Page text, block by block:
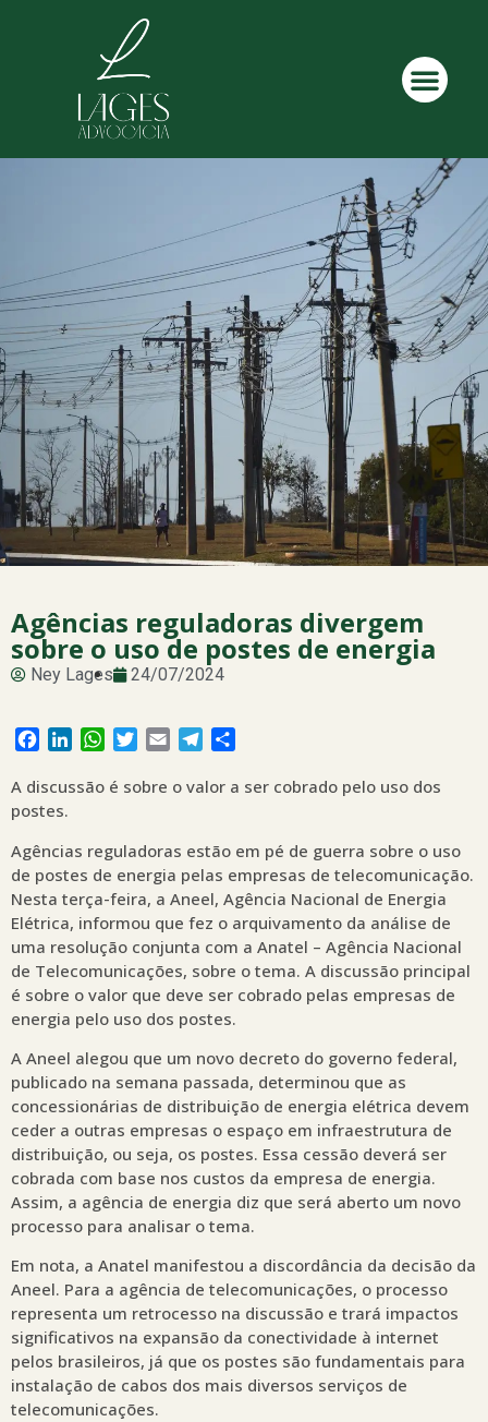
Agências reguladoras divergem
sobre o uso de postes de energia
Ney Lages 24/07/2024
Facebook
LinkedInWhatsApp
Twitter
Email Telegram
A discussão é sobre o valor a ser cobrado pelo uso dos
postes.
Agências reguladoras estão em pé de guerra sobre o uso
de postes de energia pelas empresas de telecomunicação.
Nesta terça-feira, a Aneel, Agência Nacional de Energia
Elétrica, informou que fez o arquivamento da análise de
uma resolução conjunta com a Anatel – Agência Nacional
de Telecomunicações, sobre o tema. A discussão principal
é sobre o valor que deve ser cobrado pelas empresas de
energia pelo uso dos postes.
A Aneel alegou que um novo decreto do governo federal,
publicado na semana passada, determinou que as
concessionárias de distribuição de energia elétrica devem
ceder a outras empresas o espaço em infraestrutura de
distribuição, ou seja, os postes. Essa cessão deverá ser
cobrada com base nos custos da empresa de energia.
Assim, a agência de energia diz que será aberto um novo
processo para analisar o tema.
Em nota, a Anatel manifestou a discordância da decisão da
Aneel. Para a agência de telecomunicações, o processo
representa um retrocesso na discussão e trará impactos
significativos na expansão da conectividade à internet
pelos brasileiros, já que os postes são fundamentais para
instalação de cabos dos mais diversos serviços de
telecomunicações.